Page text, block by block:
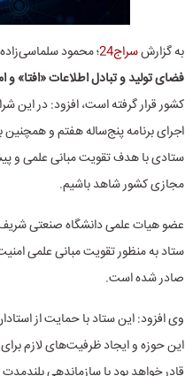
به گزارشسراج24 ؛ محمود سلماسی‌زاده
فضای تولید و تبادل اطلاعات «افتا» و
کشور قرار گرفته است، افزود: در این
اجرای برنامه پنج‌ساله هفتم و
ستادی با هدف تقویت مبانی علمی و
مجازی کشور شاهد باشیم.
عضو هیات علمی دانشگاه صنعتی
ستاد به منظور تقویت مبانی علمی
صادر شده است.
وی افزود: این ستاد با حمایت از
این حوزه و ایجاد ظرفیت‌های لازم